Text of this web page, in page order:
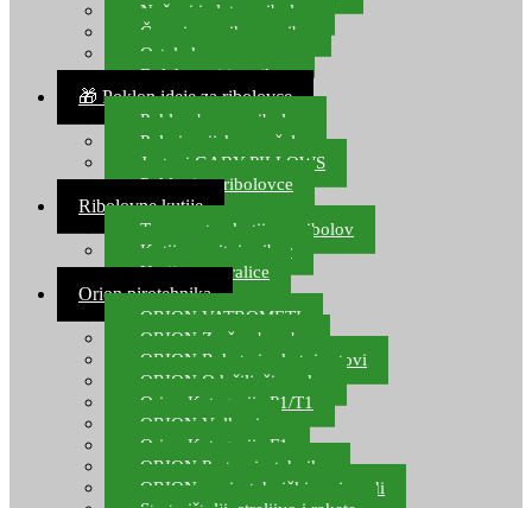
Noževi i alat za ribolov
Čamci za prihranu ribe
Ostala kamp oprema
Dalekozori i optika
🎁 Poklon ideje za ribolovce
Poklon bon za ribolov
Polarizacijske naočale
Jastuci GABY PILLOWS
Pokloni za ribolovce
Ribolovne kutije
Transportne kutije za ribolov
Kutije za sitni pribor
Kutije za varalice
Orion pirotehnika
ORION VATROMETI
ORION Zračne bombe
ORION Rakete i raketni setovi
ORION Odašiljači zvuka
Orion Kategorija P1/T1
ORION Vulkani
Orion Kategorija F1
ORION Party pirotehnika
ORION nepirotehnički proizvodi